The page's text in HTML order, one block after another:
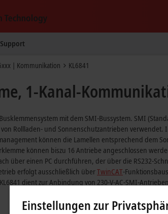
Support
| Kommunikation KL6841
1-Kanal-
mit dem SMI-Bussystem. SMI
Rollladen- und Sonnenschutzantrieben verwendet.
können die Lamellen entsprechend dem
können biszu 16 Antriebe angeschlossen
über einen PC durchführen, der über die RS232-
erfolgt ausschließlich überTwinCAT-
dient zur Anbindung von 230-V-AC-SMI-
Einstellungen zur